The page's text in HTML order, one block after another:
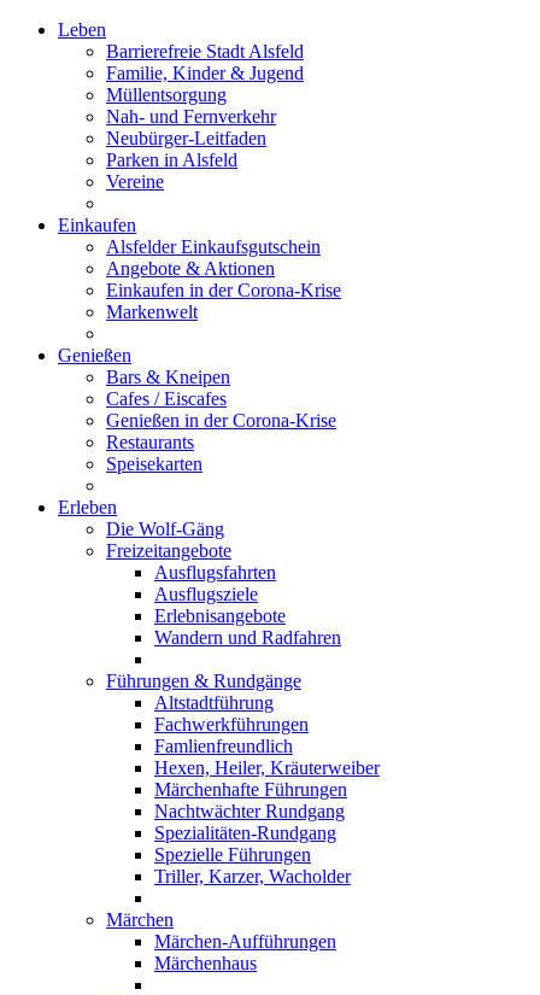
Leben
Barrierefreie Stadt Alsfeld
Familie, Kinder & Jugend
Müllentsorgung
Nah- und Fernverkehr
Neubürger-Leitfaden
Parken in Alsfeld
Vereine
Einkaufen
Alsfelder Einkaufsgutschein
Angebote & Aktionen
Einkaufen in der Corona-Krise
Markenwelt
Genießen
Bars & Kneipen
Cafes / Eiscafes
Genießen in der Corona-Krise
Restaurants
Speisekarten
Erleben
Die Wolf-Gäng
Freizeitangebote
Ausflugsfahrten
Ausflugsziele
Erlebnisangebote
Wandern und Radfahren
Führungen & Rundgänge
Altstadtführung
Fachwerkführungen
Famlienfreundlich
Hexen, Heiler, Kräuterweiber
Märchenhafte Führungen
Nachtwächter Rundgang
Spezialitäten-Rundgang
Spezielle Führungen
Triller, Karzer, Wacholder
Märchen
Märchen-Aufführungen
Märchenhaus